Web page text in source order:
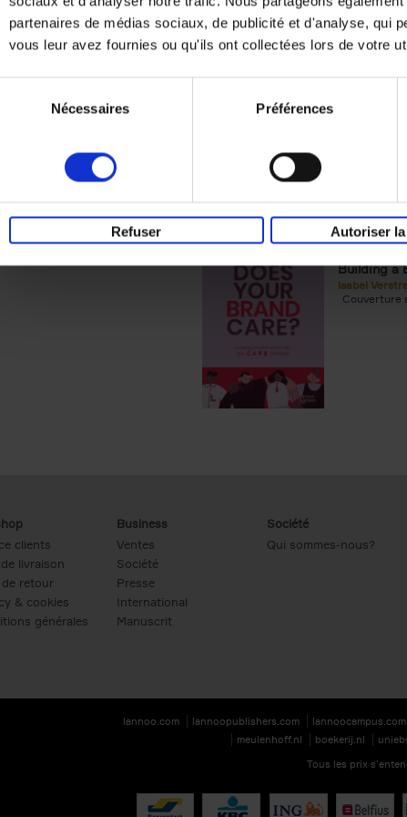
partenaires de médias sociaux, de publicité et d'analyse, qui
vous leur avez fournies ou qu'ils ont collectées lors de votre
Nécessaires Préférences
Refuser Autoriser
Digital
Does
Building a
Isabel
Couverture
clients
livraison
retour
& cookies
générales
Business
Ventes
Société
Presse
International
Manuscrit
Société
Qui sommes-nous?
lannoo.com lannoopublishers.com lannoocampus.com
meulenhoff.nl
boekerij.nl
Tous les prix